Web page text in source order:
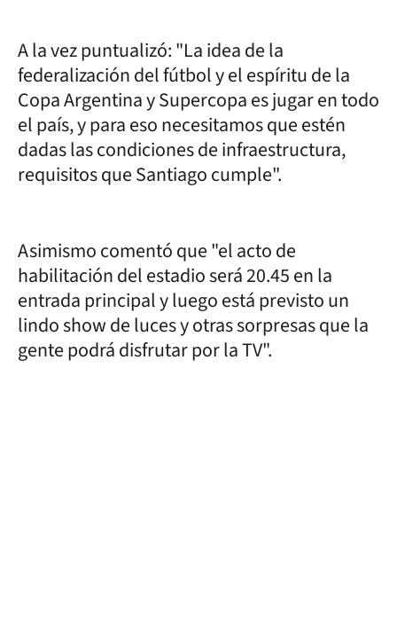
A la vez puntualizó: "La idea de la
federalización del fútbol y el espíritu de la
Copa Argentina y Supercopa es jugar en todo
el país, y para eso necesitamos que estén
dadas las condiciones de infraestructura,
requisitos que Santiago cumple".
Asimismo comentó que "el acto de
habilitación del estadio será 20.45 en la
entrada principal y luego está previsto un
lindo show de luces y otras sorpresas que la
gente podrá disfrutar por la TV".